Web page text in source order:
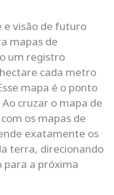
visão de futuro
mapas de
um registro
cada metro
mapa é o ponto
cruzar o mapa de
os mapas de
exatamente os
terra, direcionando
para a próxima